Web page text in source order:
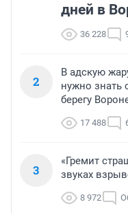
дней в
36 228
2
В адскую
нужно знать
берегу
17 488
3
«Гремит
звуках
8 972